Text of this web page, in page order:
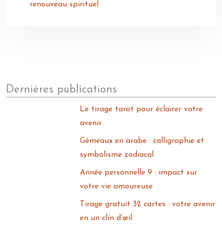
renouveau spirituel
Dernières publications
Le tirage tarot pour éclairer votre
avenir
Gémeaux en arabe : calligraphie et
symbolisme zodiacal
Année personnelle 9 : impact sur
votre vie amoureuse
Tirage gratuit 32 cartes : votre avenir
en un clin d’œil